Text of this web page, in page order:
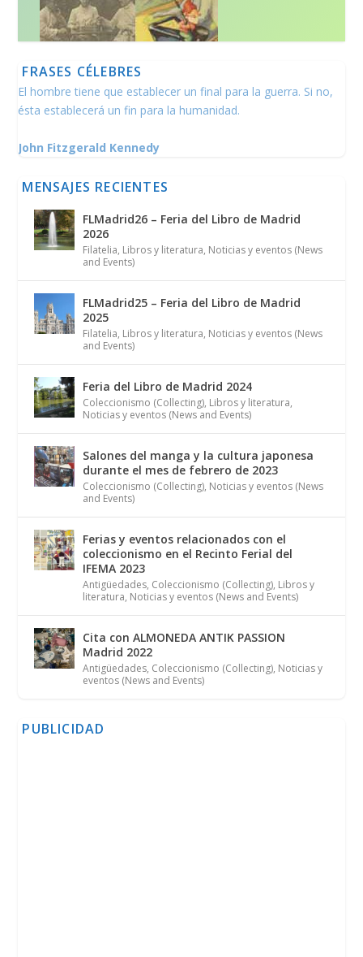
FRASES CÉLEBRES
El hombre tiene que establecer un final para la guerra. Si no,
ésta establecerá un fin para la humanidad.
John Fitzgerald Kennedy
MENSAJES RECIENTES
FLMadrid26 – Feria del Libro de Madrid
2026
Filatelia, Libros y literatura, Noticias y eventos (News
and Events)
FLMadrid25 – Feria del Libro de Madrid
2025
Filatelia, Libros y literatura, Noticias y eventos (News
and Events)
Feria del Libro de Madrid 2024
Coleccionismo (Collecting), Libros y literatura,
Noticias y eventos (News and Events)
Salones del manga y la cultura japonesa
durante el mes de febrero de 2023
Coleccionismo (Collecting), Noticias y eventos (News
and Events)
Ferias y eventos relacionados con el
coleccionismo en el Recinto Ferial del
IFEMA 2023
Antigüedades, Coleccionismo (Collecting), Libros y
literatura, Noticias y eventos (News and Events)
Cita con ALMONEDA ANTIK PASSION
Madrid 2022
Antigüedades, Coleccionismo (Collecting), Noticias y
eventos (News and Events)
PUBLICIDAD